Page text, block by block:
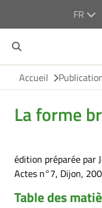
FR
Accueil
La forme
édition préparée par
Actes n°7, Dijon,
Table des